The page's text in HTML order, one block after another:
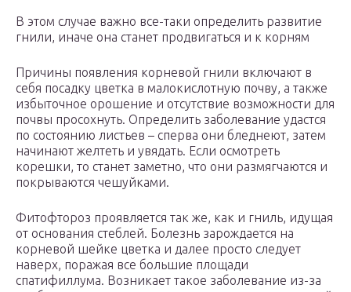
В этом случае важно все-таки определить развитие
гнили, иначе она станет продвигаться и к корням
Причины появления корневой гнили включают в
себя посадку цветка в малокислотную почву, а также
избыточное орошение и отсутствие возможности для
почвы просохнуть. Определить заболевание удастся
по состоянию листьев – сперва они бледнеют, затем
начинают желтеть и увядать. Если осмотреть
корешки, то станет заметно, что они размягчаются и
покрываются чешуйками.
Фитофтороз проявляется так же, как и гниль, идущая
от основания стеблей. Болезнь зарождается на
корневой шейке цветка и далее просто следует
наверх, поражая все большие площади
спатифиллума. Возникает такое заболевание из-за